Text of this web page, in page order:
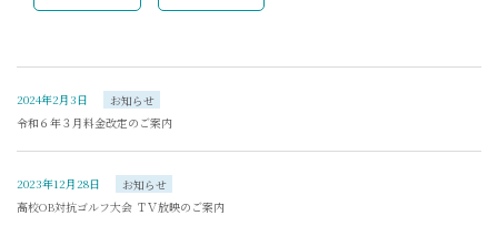
2024年2月3日
お知らせ
令和６年３月料金改定のご案内
2023年12月28日
お知らせ
高校OB対抗ゴルフ大会 ＴＶ放映のご案内